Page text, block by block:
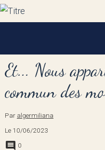
Et... Nous
commun des
Par algermiliana
Le 10/06/2023
0